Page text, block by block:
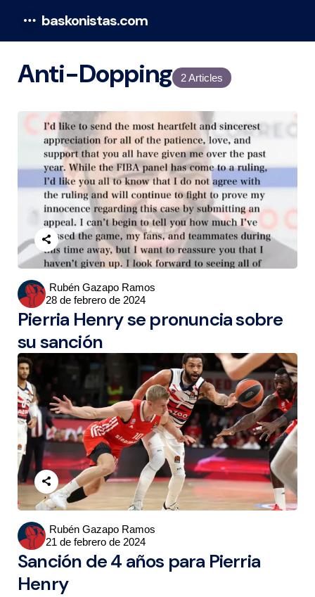
baskonistas.com
2 Articles
Anti-Dopping
Posted
by
Rubén Gazapo Ramos
28 de febrero de 2024
Pierria Henry se pronuncia sobre
su sanción
Posted
by
Rubén Gazapo Ramos
21 de febrero de 2024
Sanción de 4 años para Pierria
Henry